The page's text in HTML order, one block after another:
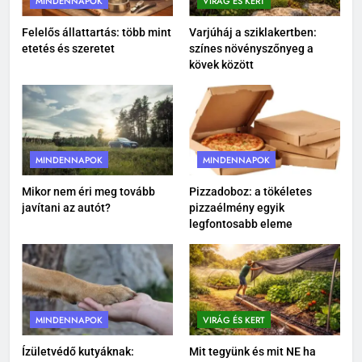
1
Iratrendező mappa használata:
így alakíts ki átlátható
dokumentumkezelést
2
Porcerősítő kutyáknak: miért
nem csak az öreg kutyáknak
fontos?
Felelős állattartás: több mint
etetés és szeretet
MINDENNAPOK
4
Varjúháj a sziklakertben: színes
Felelős állattartás: több mint
etetés és szeretet
Varjúháj a sziklakertben:
színes növényszőnyeg a
kövek között
MINDENNAPOK
Mikor nem éri meg tovább
javítani az autót?
MINDENNAPOK
Pizzadoboz: a tökéletes
pizzaélmény egyik
legfontosabb eleme
MINDENNAPOK
Ízületvédő kutyáknak:
VIRÁG ÉS KERT
Mit tegyünk és mit NE ha